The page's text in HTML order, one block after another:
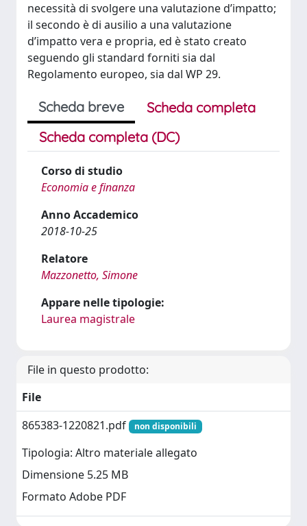
necessità di svolgere una valutazione d’impatto;
il secondo è di ausilio a una valutazione
d’impatto vera e propria, ed è stato creato
seguendo gli standard forniti sia dal
Regolamento europeo, sia dal WP 29.
Scheda breve
Scheda completa
Scheda completa (DC)
Corso di studio
Economia e finanza
Anno Accademico
2018-10-25
Relatore
Mazzonetto, Simone
Appare nelle tipologie:
Laurea magistrale
File in questo prodotto:
File
865383-1220821.pdf
non disponibili
Tipologia: Altro materiale allegato
Dimensione 5.25 MB
Formato Adobe PDF